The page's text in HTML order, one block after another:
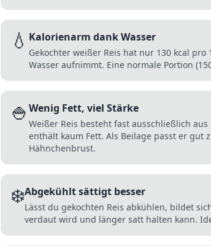
💧 Kalorienarm dank Wasser
Gekochter weißer Reis hat nur 130 kcal
Wasser aufnimmt. Eine normale Portion
🍚 Wenig Fett, viel Stärke
Weißer Reis besteht fast ausschließlich
enthält kaum Fett. Als Beilage passt er gut
Hähnchenbrust.
❄️Abgekühlt sättigt besser
Lässt du gekochten Reis abkühlen, bildet
verdaut wird und länger satt halten kann.